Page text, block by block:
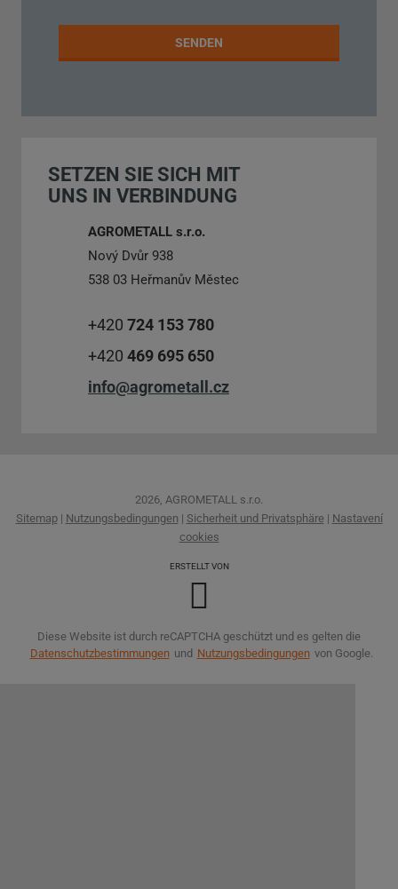
Verarbeitungpersonenbezogenen
SENDEN
Formular
nicht
gesendet
werden
SETZEN SIE SICH MIT
UNS IN VERBINDUNG
AGROMETALL s.r.o.
Nový Dvůr 938
538 03 Heřmanův Městec
+420 724 153 780
+420 469 695 650
info@agrometall.cz
2026, AGROMETALL s.r.o.
Sitemap | Nutzungsbedingungen | Sicherheit und Privatsphäre | Nastavení
cookies
ERSTELLT VON
Diese Website ist durch reCAPTCHA geschützt und es gelten die
Datenschutzbestimmungen und Nutzungsbedingungen von Google.